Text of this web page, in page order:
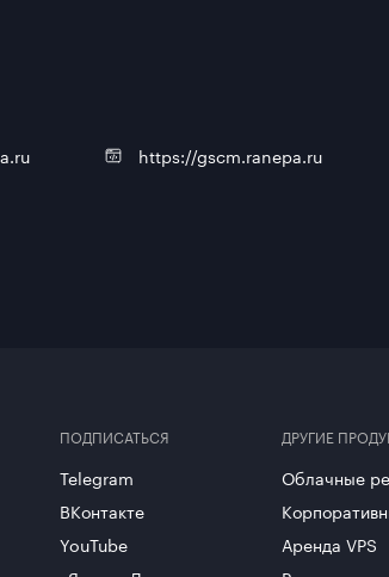
комбинат, «АЛРОСА»,
https://gscm.ranepa.ru
ДРУГИЕ
Облачные
Аренда VPS
ПОДПИСАТЬСЯ
Telegram
ВКонтакте
YouTube